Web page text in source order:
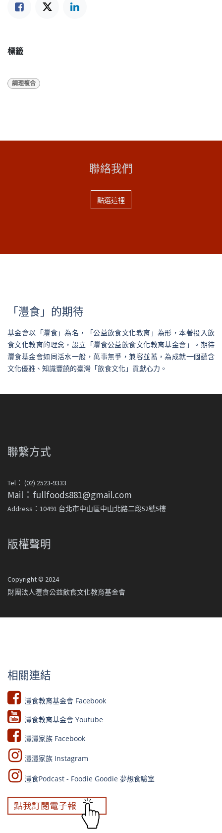
標籤
調理複合
聯絡我們
點選這裡
「灃食」的期待
基金會以「灃食」為名，「公益飲食文化教育」為形，本著投入飲
食文化教育的理念，設立「灃食公益飲食文化教育基金會」。期待
灃食基金會如同活水一般，萬事無爭，兼容並蓄，為成就一個蘊含
文化優雅、知識豐饒的臺灣「飲食文化」貢獻心力。
聯繫方式
Tel： (02) 2523-9333
Mail：fullfoods881@gmail.com
Address：10491 台北市中山區中山北路二段52號5樓
版權聲明
Copyright © 2024
財團法人灃食公益飲食文化教育基金會
相關連結
灃食教育基金會 Facebook​
灃食教育基金會 Youtube​​
灃灃家族 Facebook
灃灃家族 Instagram
灃食Podcast - Foodie Goodie 夢想食驗室​